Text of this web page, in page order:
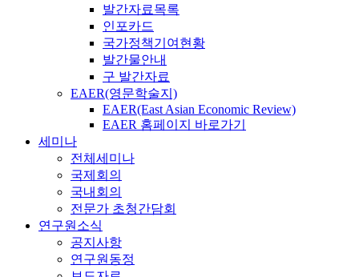
발간자료목록
인포카드
국가정책기여현황
발간물안내
구 발간자료
EAER(영문학술지)
EAER(East Asian Economic Review)
EAER 홈페이지 바로가기
세미나
전체세미나
국제회의
국내회의
전문가 초청간담회
연구원소식
공지사항
연구원동정